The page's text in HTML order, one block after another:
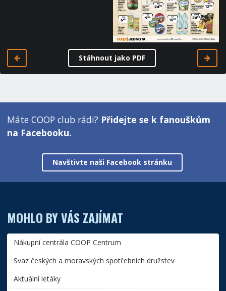
Stáhnout jako PDF
Máte COOP club rádi? Přidejte se k fanouškům
na Facebooku.
Navštivte naši Facebook stránku
MOHLO BY VÁS ZAJÍMAT
Nákupní centrála COOP Centrum
Svaz českých a moravských spotřebních družstev
Aktuální letáky